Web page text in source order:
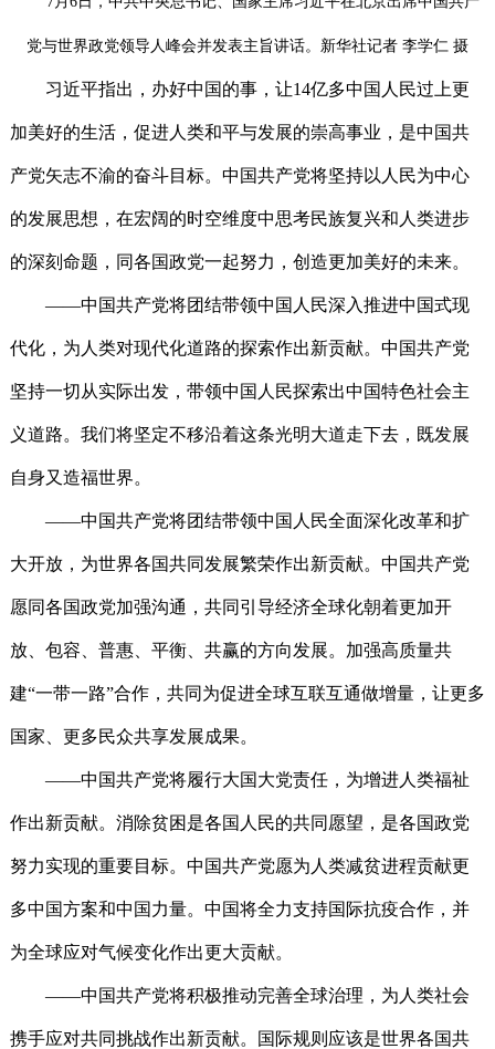
党与世界政党领导人峰会并发表主旨讲话。新华社记者 李学仁 摄
习近平指出，办好中国的事，让14亿多中国人民过上更
加美好的生活，促进人类和平与发展的崇高事业，是中国共
产党矢志不渝的奋斗目标。中国共产党将坚持以人民为中心
的发展思想，在宏阔的时空维度中思考民族复兴和人类进步
的深刻命题，同各国政党一起努力，创造更加美好的未来。
——中国共产党将团结带领中国人民深入推进中国式现
代化，为人类对现代化道路的探索作出新贡献。中国共产党
坚持一切从实际出发，带领中国人民探索出中国特色社会主
义道路。我们将坚定不移沿着这条光明大道走下去，既发展
自身又造福世界。
——中国共产党将团结带领中国人民全面深化改革和扩
大开放，为世界各国共同发展繁荣作出新贡献。中国共产党
愿同各国政党加强沟通，共同引导经济全球化朝着更加开
放、包容、普惠、平衡、共赢的方向发展。加强高质量共
建“一带一路”合作，共同为促进全球互联互通做增量，让更多
国家、更多民众共享发展成果。
——中国共产党将履行大国大党责任，为增进人类福祉
作出新贡献。消除贫困是各国人民的共同愿望，是各国政党
努力实现的重要目标。中国共产党愿为人类减贫进程贡献更
多中国方案和中国力量。中国将全力支持国际抗疫合作，并
为全球应对气候变化作出更大贡献。
——中国共产党将积极推动完善全球治理，为人类社会
携手应对共同挑战作出新贡献。国际规则应该是世界各国共